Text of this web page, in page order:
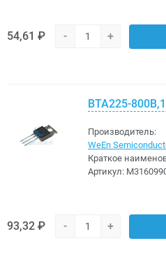
54,61 ₽ - +
BTA225-
Производитель:
WeEn
Краткое
Артикул:
93,32 ₽ - +